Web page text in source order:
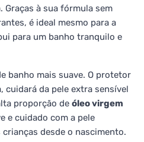
à sua fórmula sem
é ideal mesmo para a
para um banho tranquilo e
banho mais suave. O protetor
cuidará da pele extra sensível
proporção de óleo virgem
e cuidado com a pele
desde o nascimento.